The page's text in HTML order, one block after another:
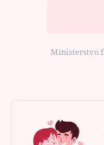
Ministerstvo